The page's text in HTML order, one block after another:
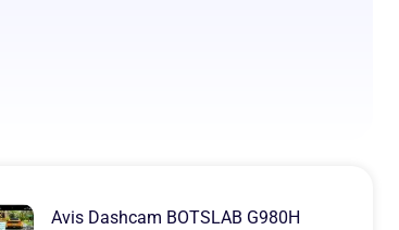
Avis Dashcam BOTSLAB G980H